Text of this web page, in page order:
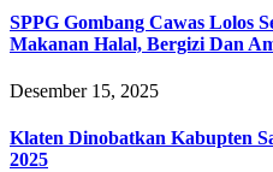
SPPG Gombang Cawas Lolos
Makanan Halal, Bergizi Dan
Desember 15, 2025
Klaten Dinobatkan Kabupten
2025